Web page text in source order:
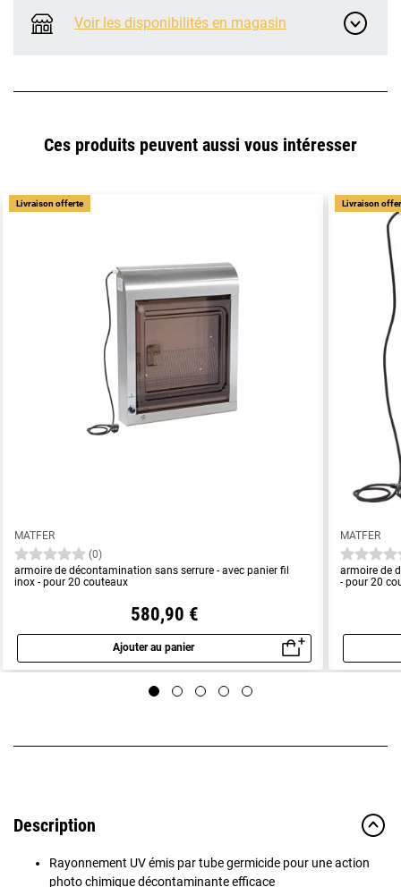
Voir les disponibilités en magasin
Ces produits peuvent aussi vous intéresser
MATFER
(0)
armoire de décontamination sans serrure - avec panier fil
inox - pour 20 couteaux
580,90 €
Ajouter au panier
Aperçu rapide
Livraison offerte
MATFER
armoire de
- pour 20
Livraison
Description
Rayonnement UV émis par tube germicide pour une action
photo chimique décontaminante efficace